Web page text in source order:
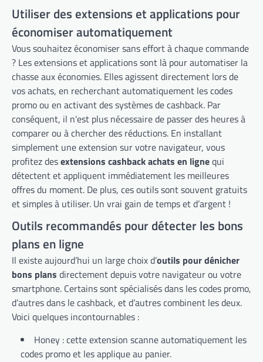
Utiliser des extensions et applications pour
économiser automatiquement
Vous souhaitez économiser sans effort à chaque commande
? Les extensions et applications sont là pour automatiser la
chasse aux économies. Elles agissent directement lors de
vos achats, en recherchant automatiquement les codes
promo ou en activant des systèmes de cashback. Par
conséquent, il n'est plus nécessaire de passer des heures à
comparer ou à chercher des réductions. En installant
simplement une extension sur votre navigateur, vous
profitez desextensions cashback achats en lignequi
détectent et appliquent immédiatement les meilleures
offres du moment. De plus, ces outils sont souvent gratuits
et simples à utiliser. Un vrai gain de temps et d’argent !
Outils recommandés pour détecter les bons
plans en ligne
Il existe aujourd’hui un large choix d’outils pour dénicher
bons plans directement depuis votre navigateur ou votre
smartphone. Certains sont spécialisés dans les codes promo,
d’autres dans le cashback, et d’autres combinent les deux.
Voici quelques incontournables :
Honey : cette extension scanne automatiquement les
codes promo et les applique au panier.